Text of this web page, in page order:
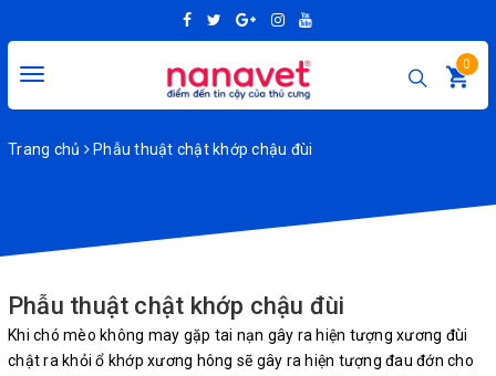
Toggle
0
Trang chủ Phẫu thuật chật khớp chậu đùi
Phẫu thuật chật khớp chậu đùi
Khi chó mèo không may gặp tai nạn gây ra hiện tượng xương đùi
chật ra khỏi ổ khớp xương hông sẽ gây ra hiện tượng đau đớn cho